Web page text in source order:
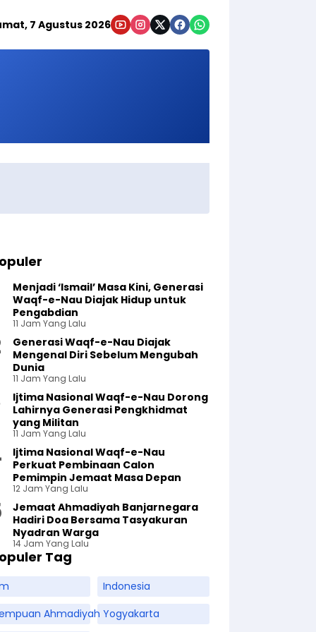
7 Agustus 2026
Menjadi ‘Ismail’ Masa Kini, Generasi
Waqf-e-Nau Diajak Hidup untuk
Pengabdian
11 Jam Yang Lalu
Generasi Waqf-e-Nau Diajak
Mengenal Diri Sebelum Mengubah
Dunia
11 Jam Yang Lalu
Ijtima Nasional Waqf-e-Nau Dorong
Lahirnya Generasi Pengkhidmat
yang Militan
11 Jam Yang Lalu
Ijtima Nasional Waqf-e-Nau
Perkuat Pembinaan Calon
Pemimpin Jemaat Masa Depan
12 Jam Yang Lalu
Jemaat Ahmadiyah Banjarnegara
Hadiri Doa Bersama Tasyakuran
Nyadran Warga
14 Jam Yang Lalu
Tag
Indonesia
Ahmadiyah Yogyakarta